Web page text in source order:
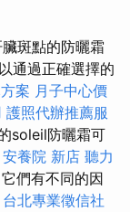
斑點的防曬霜
通過正確選擇的
案 月子中心價
護照代辦推薦服
soleil防曬霜可
安養院 新店 聽力
它們有不同的因
台北專業徵信社